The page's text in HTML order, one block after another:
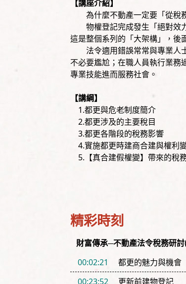
【講座介紹】
為什麼不動產一定要「從稅
物權登記完成發生「絕對效力
這是整個系列的「大架構」，後
法令適用錯誤常常與專業人士
不必要尷尬；在職人員執行業務
專業技能進而服務社會。
【講綱】
1.都更與危老制度簡介
2.都更涉及的主要稅目
3.都更各階段的稅務影響
4.實施都更時建商合建與權利
5.【真合建假權變】帶來的稅
精彩時刻
財富傳承─不動產法令稅務研
00:02:21
都更的魅力與機會
00:23:52
更新前建物登記